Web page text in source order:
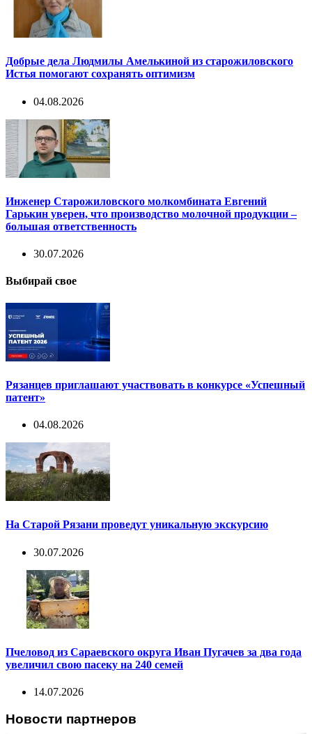
Добрые дела Людмилы Амелькиной из старожиловского
Истья помогают сохранять оптимизм
04.08.2026
Инженер Старожиловского молкомбината Евгений
Гарькин уверен, что производство молочной продукции –
большая ответственность
30.07.2026
Выбирай свое
Рязанцев приглашают участвовать в конкурсе «Успешный
патент»
04.08.2026
На Старой Рязани проведут уникальную экскурсию
30.07.2026
Пчеловод из Сараевского округа Иван Пугачев за два года
увеличил свою пасеку на 240 семей
14.07.2026
Новости партнеров